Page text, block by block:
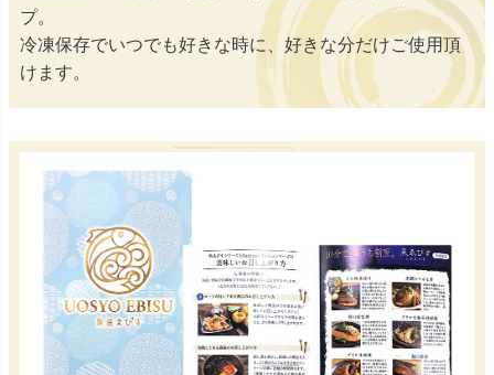
プ。
冷凍保存でいつでも好きな時に、好きな分だけご使用頂
けます。